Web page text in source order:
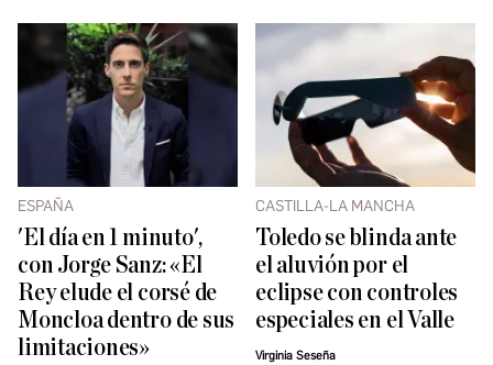
ESPAÑA
'El día en 1 minuto',
con Jorge Sanz: «El
Rey elude el corsé de
Moncloa dentro de sus
limitaciones»
CASTILLA-LA MANCHA
Toledo se blinda ante
el aluvión por el
eclipse con controles
especiales en el Valle
Virginia Seseña